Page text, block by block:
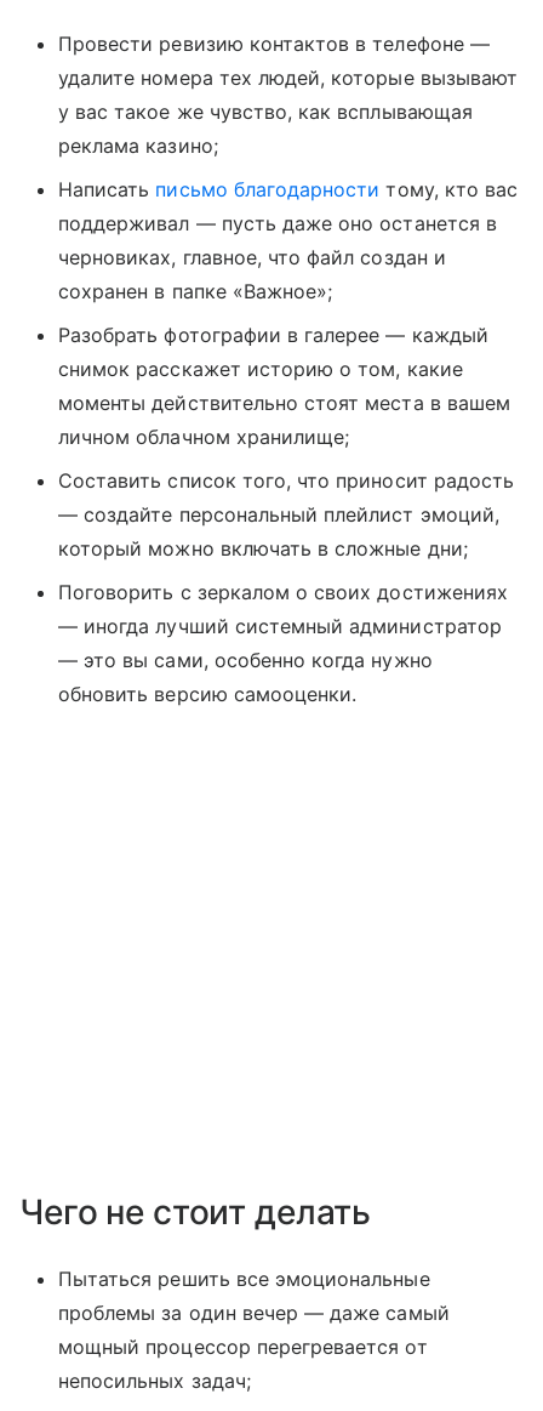
Провести ревизию контактов в телефоне —
удалите номера тех людей, которые вызывают
у вас такое же чувство, как всплывающая
реклама казино;
Написать письмо благодарности тому, кто вас
поддерживал — пусть даже оно останется в
черновиках, главное, что файл создан и
сохранен в папке «Важное»;
Разобрать фотографии в галерее — каждый
снимок расскажет историю о том, какие
моменты действительно стоят места в вашем
личном облачном хранилище;
Составить список того, что приносит радость
— создайте персональный плейлист эмоций,
который можно включать в сложные дни;
Поговорить с зеркалом о своих достижениях
— иногда лучший системный администратор
— это вы сами, особенно когда нужно
обновить версию самооценки.
Чего не стоит делать
Пытаться решить все эмоциональные
проблемы за один вечер — даже самый
мощный процессор перегревается от
непосильных задач;